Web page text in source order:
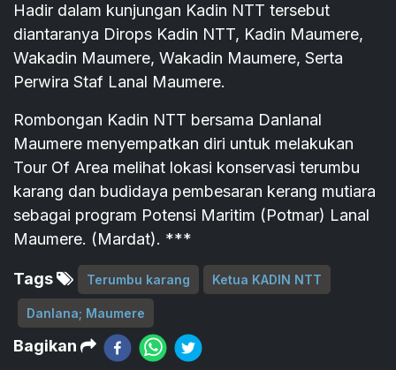
Hadir dalam kunjungan Kadin NTT tersebut
diantaranya Dirops Kadin NTT, Kadin Maumere,
Wakadin Maumere, Wakadin Maumere, Serta
Perwira Staf Lanal Maumere.
Rombongan Kadin NTT bersama Danlanal
Maumere menyempatkan diri untuk melakukan
Tour Of Area melihat lokasi konservasi terumbu
karang dan budidaya pembesaran kerang mutiara
sebagai program Potensi Maritim (Potmar) Lanal
Maumere. (Mardat). ***
Tags Terumbu karang Ketua KADIN NTT
Danlana; Maumere
Bagikan